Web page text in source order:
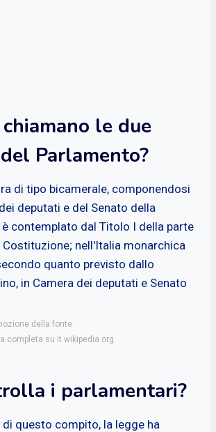
le due
Parlamento?
di tipo bicamerale, componendosi
deputati e del Senato della
è contemplato dal Titolo I della parte
nell'Italia monarchica
quanto previsto dallo
in Camera dei deputati e Senato
della fonte
completa su it.wikipedia.org
i parlamentari?
questo compito, la legge ha